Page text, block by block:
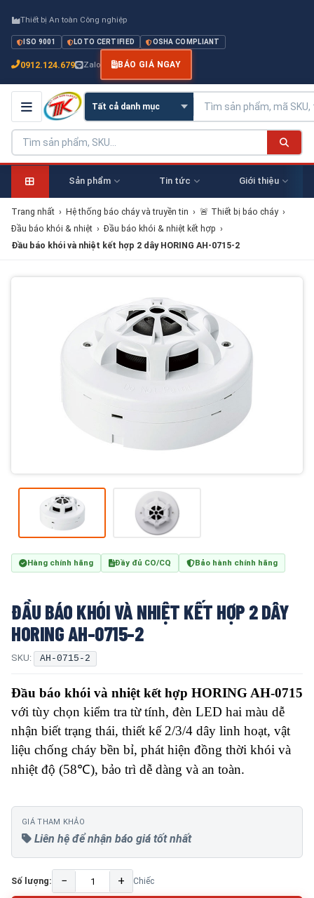
Thiết bị An toàn Công nghiệp
ISO 9001 LOTO CERTIFIED OSHA COMPLIANT
0912.124.679 Zalo BÁO GIÁ NGAY
Sản phẩm Tin tức Giới thiệu
Trang nhất › Hệ thống báo cháy và truyền tin › 🚨 Thiết bị báo cháy ›
Đầu báo khói & nhiệt › Đầu báo khói & nhiệt kết hợp ›
Đầu báo khói và nhiệt kết hợp 2 dây HORING AH-0715-2
Hàng chính hãng Đầy đủ CO/CQ Bảo hành chính hãng
ĐẦU BÁO KHÓI VÀ NHIỆT KẾT HỢP 2 DÂY
HORING AH-0715-2
SKU: AH-0715-2
Đầu báo khói và nhiệt kết hợp HORING AH-0715
với tùy chọn kiểm tra từ tính, đèn LED hai màu dễ
nhận biết trạng thái, thiết kế 2/3/4 dây linh hoạt, vật
liệu chống cháy bền bỉ, phát hiện đồng thời khói và
nhiệt độ (58℃), bảo trì dễ dàng và an toàn.
GIÁ THAM KHẢO
Liên hệ để nhận báo giá tốt nhất
Số lượng: − + Chiếc